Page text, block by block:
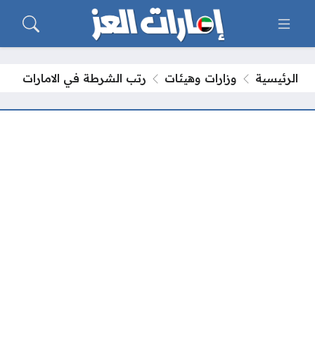
الرئيسية وزارات وهيئات رتب الشرطة في الامارات